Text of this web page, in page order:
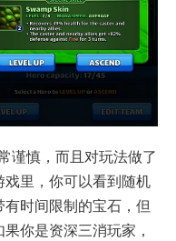
谨慎，而且对玩法做了
里，你可以看到随机
时间限制的宝石，但
你是资深三消玩家，